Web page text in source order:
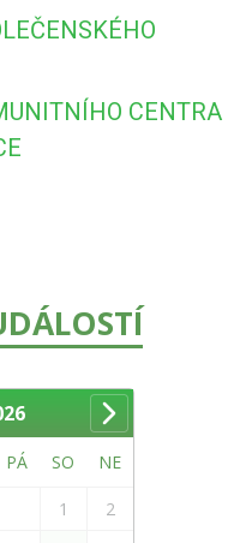
CENTRA
PÁ SO NE
1
2